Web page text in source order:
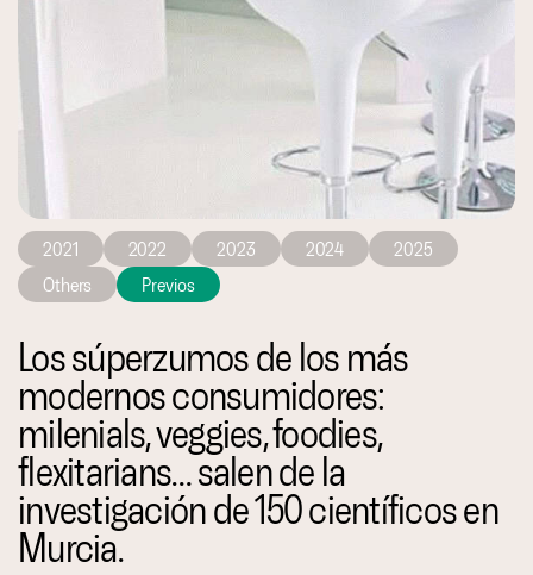
2021 2022 2023 2024
2025
Others
Previos
Los súperzumos de los más
modernos consumidores:
milenials, veggies, foodies,
flexitarians… salen de la
investigación de 150 científicos en
Murcia.